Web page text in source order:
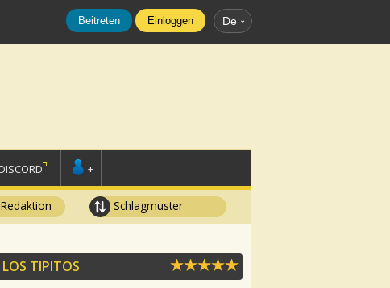
Beitreten Einloggen De
DISCORD +
Schlagmuster
LOS TIPITOS